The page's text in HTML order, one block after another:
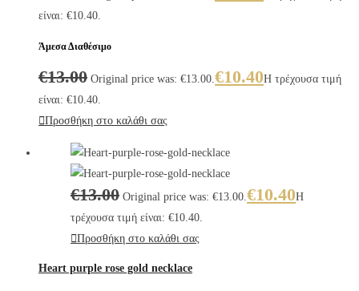
είναι: €10.40.
Άμεσα Διαθέσιμο
€13.00 Original price was: €13.00.€10.40Η τρέχουσα τιμή
είναι: €10.40.
Προσθήκη στο καλάθι σας
€13.00 Original price was: €13.00.€10.40Η
τρέχουσα τιμή είναι: €10.40.
Προσθήκη στο καλάθι σας
Heart purple rose gold necklace